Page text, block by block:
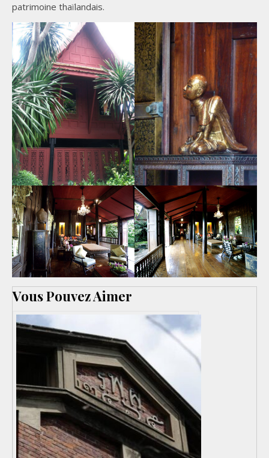
patrimoine thaïlandais.
Vous Pouvez Aimer